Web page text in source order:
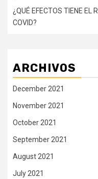
¿QUÉ EFECTOS TIENE EL
COVID?
ARCHIVOS
December 2021
November 2021
October 2021
September 2021
August 2021
July 2021